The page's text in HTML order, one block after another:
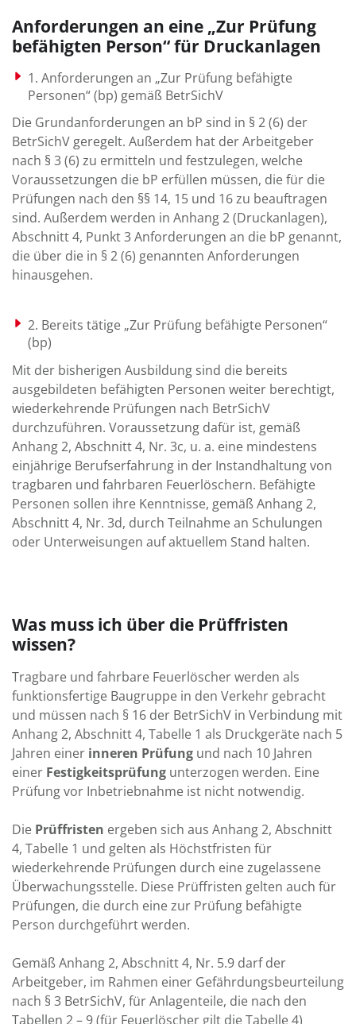
Anforderungen an eine „Zur Prüfung
befähigten Person“ für Druckanlagen
1. Anforderungen an „Zur Prüfung befähigte
Personen“ (bp) gemäß BetrSichV
Die Grundanforderungen an bP sind in § 2 (6) der
BetrSichV geregelt. Außerdem hat der Arbeitgeber
nach § 3 (6) zu ermitteln und festzulegen, welche
Voraussetzungen die bP erfüllen müssen, die für die
Prüfungen nach den §§ 14, 15 und 16 zu beauftragen
sind. Außerdem werden in Anhang 2 (Druckanlagen),
Abschnitt 4, Punkt 3 Anforderungen an die bP genannt,
die über die in § 2 (6) genannten Anforderungen
hinausgehen.
2. Bereits tätige „Zur Prüfung befähigte Personen“
(bp)
Mit der bisherigen Ausbildung sind die bereits
ausgebildeten befähigten Personen weiter berechtigt,
wiederkehrende Prüfungen nach BetrSichV
durchzuführen. Voraussetzung dafür ist, gemäß
Anhang 2, Abschnitt 4, Nr. 3c, u. a. eine mindestens
einjährige Berufserfahrung in der Instandhaltung von
tragbaren und fahrbaren Feuerlöschern. Befähigte
Personen sollen ihre Kenntnisse, gemäß Anhang 2,
Abschnitt 4, Nr. 3d, durch Teilnahme an Schulungen
oder Unterweisungen auf aktuellem Stand halten.
Was muss ich über die Prüffristen
wissen?
Tragbare und fahrbare Feuerlöscher werden als
funktionsfertige Baugruppe in den Verkehr gebracht
und müssen nach § 16 der BetrSichV in Verbindung mit
Anhang 2, Abschnitt 4, Tabelle 1 als Druckgeräte nach 5
Jahren einer inneren Prüfung und nach 10 Jahren
einer Festigkeitsprüfung unterzogen werden. Eine
Prüfung vor Inbetriebnahme ist nicht notwendig.
Die Prüffristen ergeben sich aus Anhang 2, Abschnitt
4, Tabelle 1 und gelten als Höchstfristen für
wiederkehrende Prüfungen durch eine zugelassene
Überwachungsstelle. Diese Prüffristen gelten auch für
Prüfungen, die durch eine zur Prüfung befähigte
Person durchgeführt werden.
Gemäß Anhang 2, Abschnitt 4, Nr. 5.9 darf der
Arbeitgeber, im Rahmen einer Gefährdungsbeurteilung
nach § 3 BetrSichV, für Anlagenteile, die nach den
Tabellen 2 – 9 (für Feuerlöscher gilt die Tabelle 4)